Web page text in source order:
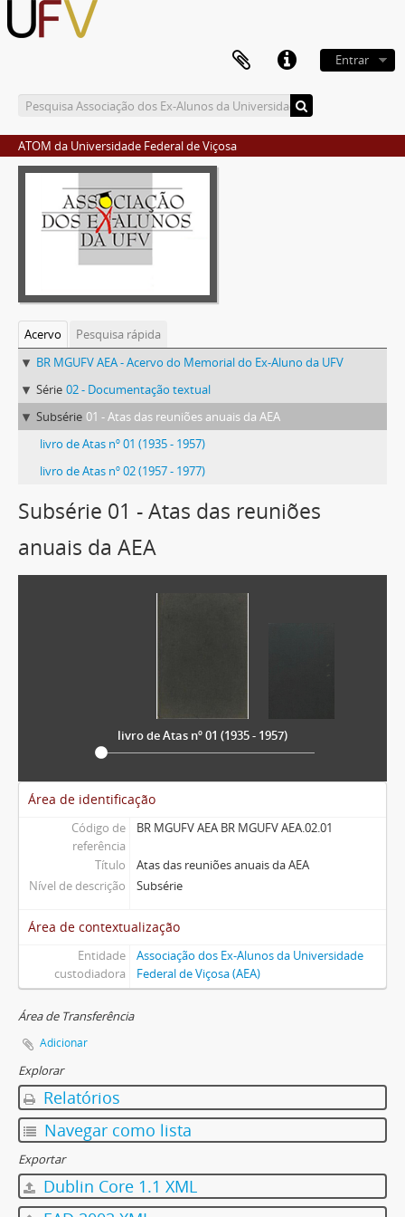
Entrar
ATOM da Universidade Federal de Viçosa
Acervo
Pesquisa rápida
BR MGUFV AEA - Acervo do Memorial do Ex-Aluno da UFV
Série 02 - Documentação textual
Subsérie 01 - Atas das reuniões anuais da AEA
livro de Atas nº 01 (1935 - 1957)
livro de Atas nº 02 (1957 - 1977)
Subsérie 01 - Atas das reuniões
anuais da AEA
livro de Atas nº 01 (1935 - 1957)
Área de identificação
Código de
referência
BR MGUFV AEA BR MGUFV AEA.02.01
Título
Atas das reuniões anuais da AEA
Nível de descrição
Subsérie
Área de contextualização
Entidade
custodiadora
Associação dos Ex-Alunos da Universidade
Federal de Viçosa (AEA)
Área de Transferência
Adicionar
Explorar
Relatórios
Navegar como lista
Exportar
Dublin Core 1.1 XML